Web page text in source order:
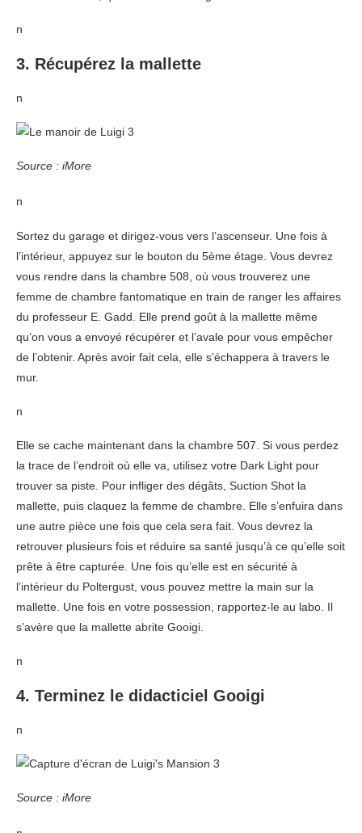
n
3. Récupérez la mallette
n
Source : iMore
n
Sortez du garage et dirigez-vous vers l’ascenseur. Une fois à
l’intérieur, appuyez sur le bouton du 5ème étage. Vous devrez
vous rendre dans la chambre 508, où vous trouverez une
femme de chambre fantomatique en train de ranger les affaires
du professeur E. Gadd. Elle prend goût à la mallette même
qu’on vous a envoyé récupérer et l’avale pour vous empêcher
de l’obtenir. Après avoir fait cela, elle s’échappera à travers le
mur.
n
Elle se cache maintenant dans la chambre 507. Si vous perdez
la trace de l’endroit où elle va, utilisez votre Dark Light pour
trouver sa piste. Pour infliger des dégâts, Suction Shot la
mallette, puis claquez la femme de chambre. Elle s’enfuira dans
une autre pièce une fois que cela sera fait. Vous devrez la
retrouver plusieurs fois et réduire sa santé jusqu’à ce qu’elle soit
prête à être capturée. Une fois qu’elle est en sécurité à
l’intérieur du Poltergust, vous pouvez mettre la main sur la
mallette. Une fois en votre possession, rapportez-le au labo. Il
s’avère que la mallette abrite Gooigi.
n
4. Terminez le didacticiel Gooigi
n
Source : iMore